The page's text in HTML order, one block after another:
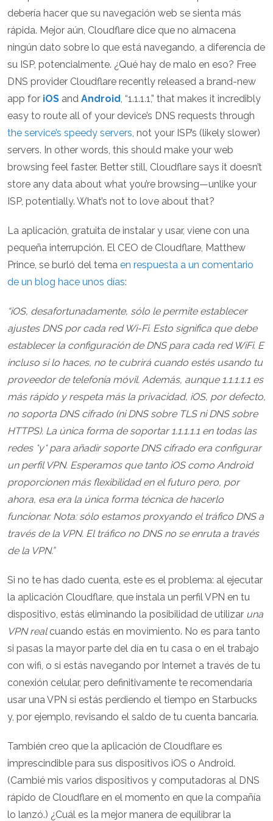
debería hacer que su navegación web se sienta más
rápida. Mejor aún, Cloudflare dice que no almacena
ningún dato sobre lo que está navegando, a diferencia de
su ISP, potencialmente. ¿Qué hay de malo en eso? Free
DNS provider Cloudflare recently released a brand-new
app for iOS and Android, “1.1.1.1,” that makes it incredibly
easy to route all of your device’s DNS requests through
the service’s speedy servers, not your ISP’s (likely slower)
servers. In other words, this should make your web
browsing feel faster. Better still, Cloudflare says it doesn’t
store any data about what you’re browsing—unlike your
ISP, potentially. What’s not to love about that?
La aplicación, gratuita de instalar y usar, viene con una
pequeña interrupción. El CEO de Cloudflare, Matthew
Prince, se burló del tema en respuesta a un comentario
de un blog hace unos días:
“iOS, desafortunadamente, sólo le permite establecer
ajustes DNS por cada red Wi-Fi. Esto significa que debe
establecer la configuración de DNS para cada red WiFi. E
incluso si lo haces, no te cubrirá cuando estés usando tu
proveedor de telefonía móvil. Además, aunque 1.1.1.1.1 es
más rápido y respeta más la privacidad, iOS, por defecto,
no soporta DNS cifrado (ni DNS sobre TLS ni DNS sobre
HTTPS). La única forma de soportar 1.1.1.1.1 en todas las
redes *y* para añadir soporte DNS cifrado era configurar
un perfil VPN. Esperamos que tanto iOS como Android
proporcionen más flexibilidad en el futuro pero, por
ahora, esa era la única forma técnica de hacerlo
funcionar. Nota: sólo estamos proxyando el tráfico DNS a
través de la VPN. El tráfico no DNS no se enruta a través
de la VPN.”
Si no te has dado cuenta, este es el problema: al ejecutar
la aplicación Cloudflare, que instala un perfil VPN en tu
dispositivo, estás eliminando la posibilidad de utilizar una
VPN realcuando estás en movimiento. No es para tanto
si pasas la mayor parte del día en tu casa o en el trabajo
con wifi, o si estás navegando por Internet a través de tu
conexión celular, pero definitivamente te recomendaría
usar una VPN si estás perdiendo el tiempo en Starbucks
y, por ejemplo, revisando el saldo de tu cuenta bancaria.
También creo que la aplicación de Cloudflare es
imprescindible para sus dispositivos iOS o Android.
(Cambié mis varios dispositivos y computadoras al DNS
rápido de Cloudflare en el momento en que la compañía
lo lanzó.) ¿Cuál es la mejor manera de equilibrar la